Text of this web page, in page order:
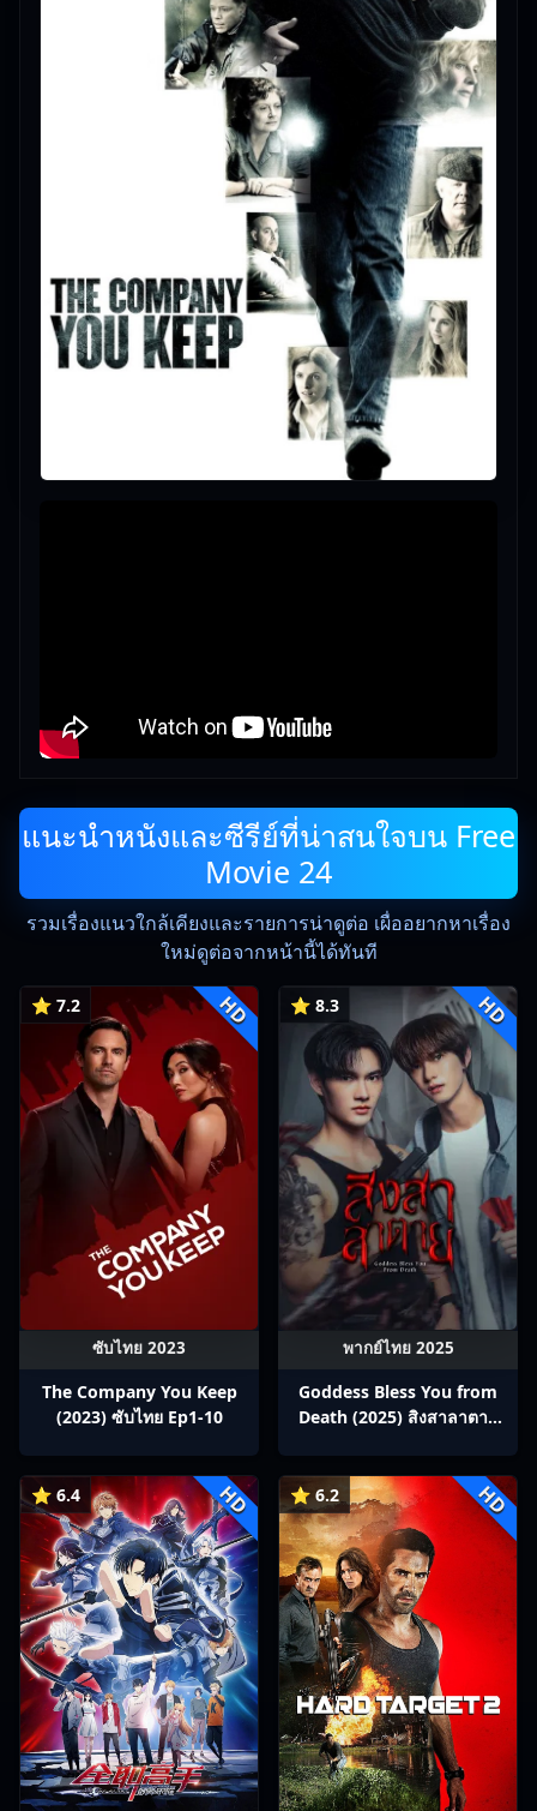
แนะนำหนังและซีรีย์ที่น่าสนใจบน Free
Movie 24
รวมเรื่องแนวใกล้เคียงและรายการน่าดูต่อ เผื่ออยากหาเรื่อง
ใหม่ดูต่อจากหน้านี้ได้ทันที
⭐ 7.2 HD
ซับไทย 2023
The Company You Keep
(2023) ซับไทย Ep1-10
⭐ 8.3 HD
พากย์ไทย 2025
Goddess Bless You from
Death (2025) สิงสาลาตาย
⭐ 6.4 HD ⭐ 6.2 HD